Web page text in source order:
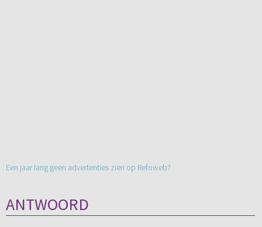
Een jaar lang geen advertenties zien op Refoweb?
ANTWOORD